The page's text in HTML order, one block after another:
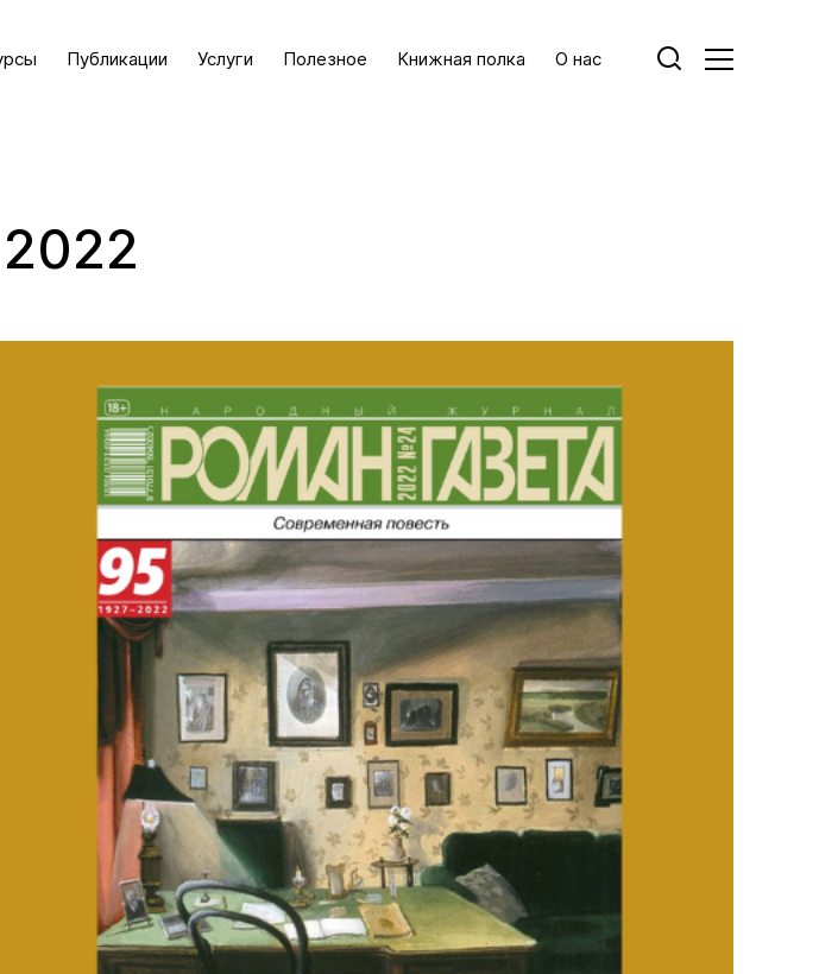
Публикации Услуги Полезное Книжная полка О нас